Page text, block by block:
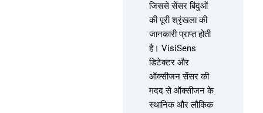
जिससे सेंसर बिंदुओं
की पूरी श्रृंखला की
जानकारी प्राप्त होती
है। VisiSens
डिटेक्टर और
ऑक्सीजन सेंसर की
मदद से ऑक्सीजन के
स्थानिक और लौकिक